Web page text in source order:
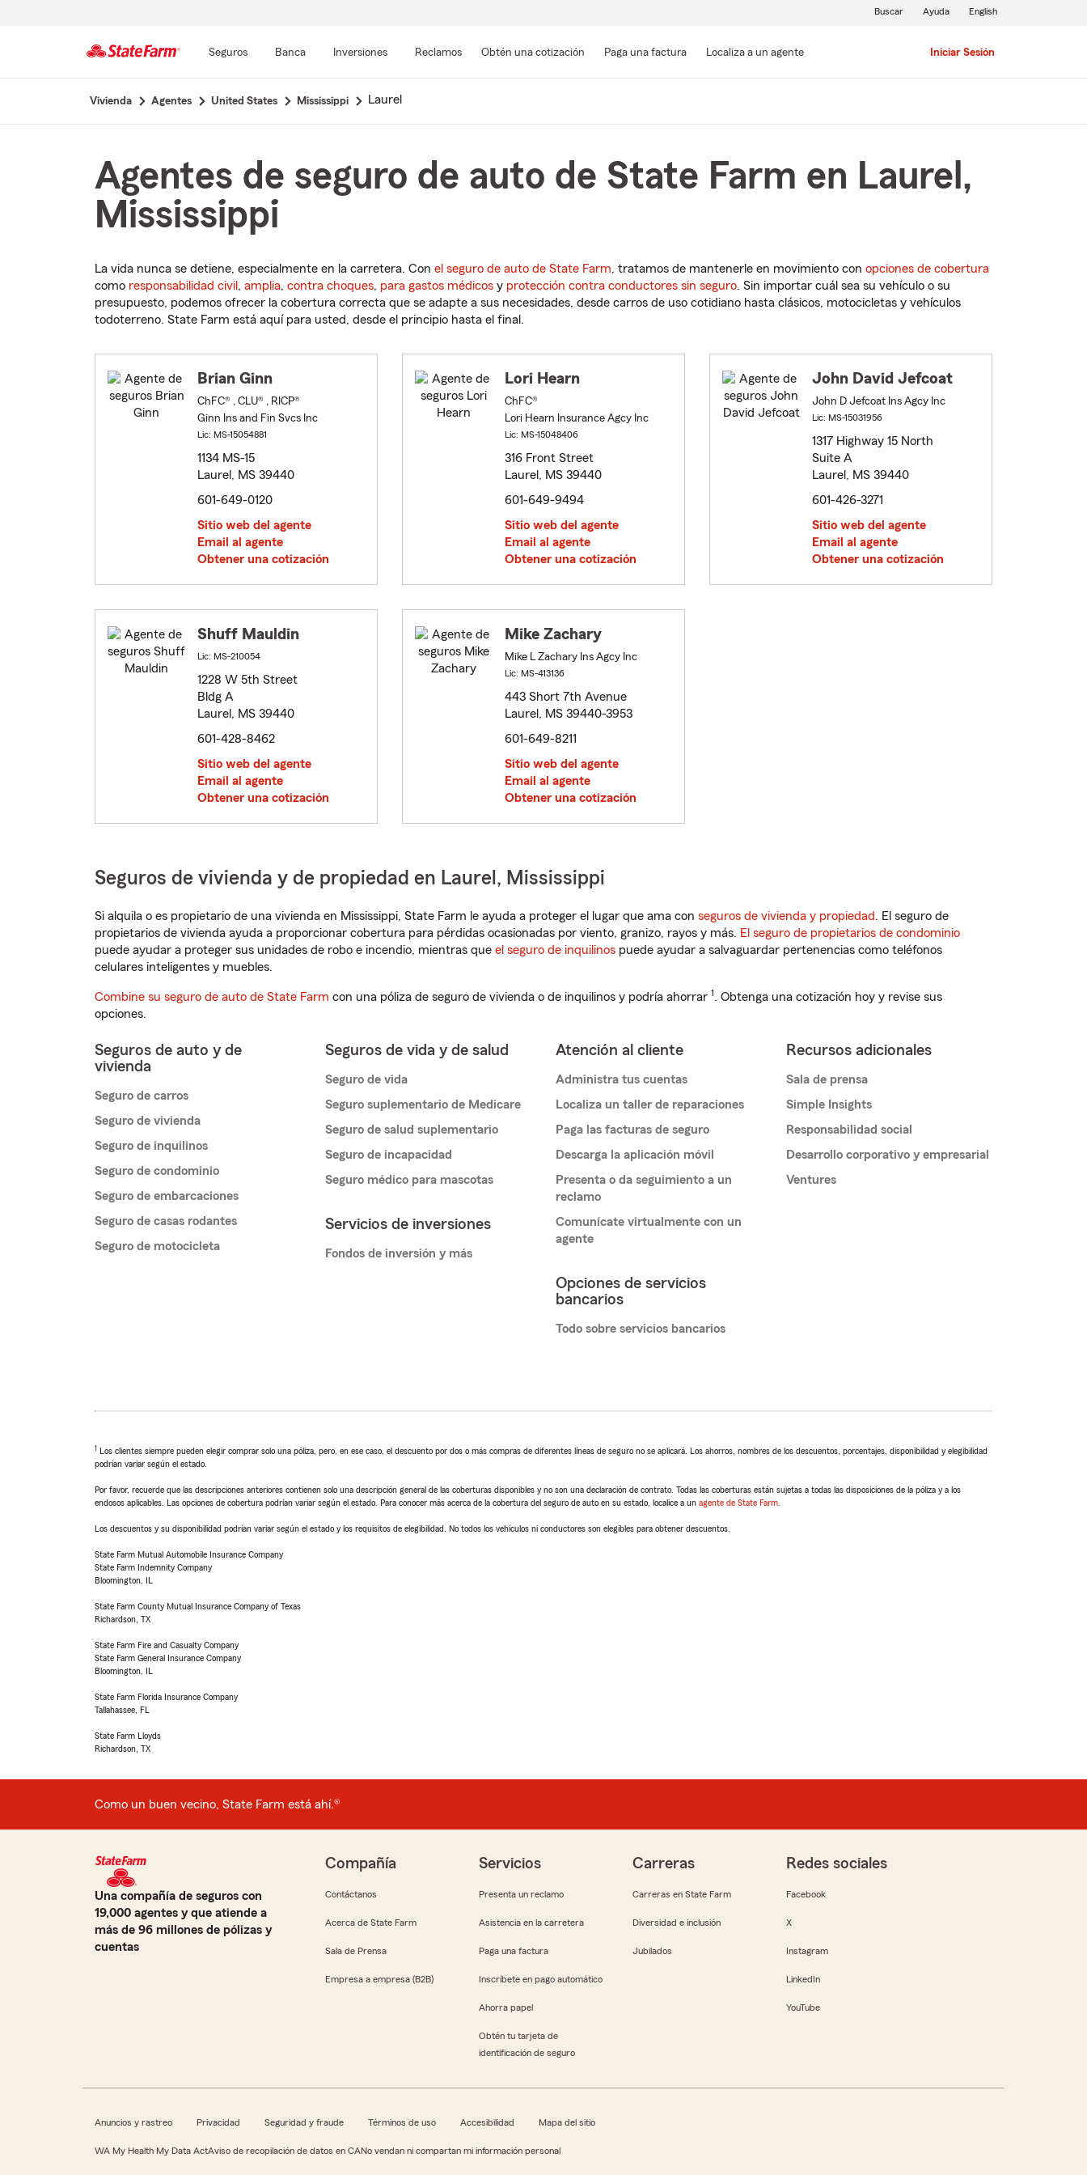
contenido
Seguros Banca Inversiones Reclamos Obtén una cotización Paga una factura Localiza a un agente Iniciar Sesión
Buscar Ayuda English
Vivienda Agentes United States Mississippi Laurel
Agentes de seguro de auto de State Farm en Laurel,
Mississippi
La vida nunca se detiene, especialmente en la carretera. Con el seguro de auto de State Farm, tratamos de mantenerle en movimiento con opciones de cobertura
como responsabilidad civil , amplia, contra choques, para gastos médicos y protección contra conductores sin seguro. Sin importar cuál sea su vehículo o su
presupuesto, podemos ofrecer la cobertura correcta que se adapte a sus necesidades, desde carros de uso cotidiano hasta clásicos, motocicletas y vehículos
todoterreno. State Farm está aquí para usted, desde el principio hasta el final.
Brian Ginn
ChFC® , CLU® , RICP®
Ginn Ins and Fin Svcs Inc
Lic: MS-15054881
1134 MS-15
Laurel, MS 39440
601-649-0120
Sitio web del agente
Email al agente
Obtener una cotización
Lori Hearn
ChFC®
Lori Hearn Insurance Agcy Inc
Lic: MS-15048406
316 Front Street
Laurel, MS 39440
601-649-9494
Sitio web del agente
Email al agente
Obtener una cotización
John David Jefcoat
John D Jefcoat Ins Agcy Inc
Lic: MS-15031956
1317 Highway 15 North
Suite A
Laurel, MS 39440
601-426-3271
Sitio web del agente
Email al agente
Obtener una cotización
Shuff Mauldin
Lic: MS-210054
1228 W 5th Street
Bldg A
Laurel, MS 39440
601-428-8462
Sitio web del agente
Email al agente
Obtener una cotización
Mike Zachary
Mike L Zachary Ins Agcy Inc
Lic: MS-413136
443 Short 7th Avenue
Laurel, MS 39440-3953
601-649-8211
Sitio web del agente
Email al agente
Obtener una cotización
Seguros de vivienda y de propiedad en Laurel, Mississippi
Si alquila o es propietario de una vivienda en Mississippi, State Farm le ayuda a proteger el lugar que ama con seguros de vivienda y propiedad. El seguro de
propietarios de vivienda ayuda a proporcionar cobertura para pérdidas ocasionadas por viento, granizo, rayos y más. El seguro de propietarios de condominio
puede ayudar a proteger sus unidades de robo e incendio, mientras que el seguro de inquilinos puede ayudar a salvaguardar pertenencias como teléfonos
celulares inteligentes y muebles.
Combine su seguro de auto de State Farm con una póliza de seguro de vivienda o de inquilinos y podría ahorrar 1. Obtenga una cotización hoy y revise sus
opciones.
Seguros de auto y de
vivienda
Seguro de carros
Seguro de vivienda
Seguro de inquilinos
Seguro de condominio
Seguro de embarcaciones
Seguro de casas rodantes
Seguro de motocicleta
Seguros de vida y de salud
Seguro de vida
Seguro suplementario de Medicare
Seguro de salud suplementario
Seguro de incapacidad
Seguro médico para mascotas
Servicios de inversiones
Fondos de inversión y más
Atención al cliente
Administra tus cuentas
Localiza un taller de reparaciones
Paga las facturas de seguro
Descarga la aplicación móvil
Presenta o da seguimiento a un
reclamo
Comunícate virtualmente con un
agente
Opciones de servicios
bancarios
Todo sobre servicios bancarios
Recursos adicionales
Sala de prensa
Simple Insights
Responsabilidad social
Desarrollo corporativo y empresarial
Ventures
1 Los clientes siempre pueden elegir comprar solo una póliza, pero, en ese caso, el descuento por dos o más compras de diferentes líneas de seguro no se aplicará. Los ahorros, nombres de los descuentos, porcentajes, disponibilidad y elegibilidad
podrían variar según el estado.
Por favor, recuerde que las descripciones anteriores contienen solo una descripción general de las coberturas disponibles y no son una declaración de contrato. Todas las coberturas están sujetas a todas las disposiciones de la póliza y a los
endosos aplicables. Las opciones de cobertura podrían variar según el estado. Para conocer más acerca de la cobertura del seguro de auto en su estado, localice a un agente de State Farm
Los descuentos y su disponibilidad podrían variar según el estado y los requisitos de elegibilidad. No todos los vehículos ni conductores son elegibles para obtener descuentos.
State Farm Mutual Automobile Insurance Company
State Farm Indemnity Company
Bloomington, IL
State Farm County Mutual Insurance Company of Texas
Richardson, TX
State Farm Fire and Casualty Company
State Farm General Insurance Company
Bloomington, IL
State Farm Florida Insurance Company
Tallahassee, FL
State Farm Lloyds
Richardson, TX
Como un buen vecino, State Farm está ahí.®
Una compañía de seguros con
19,000 agentes y que atiende a
más de 96 millones de pólizas y
cuentas
Compañía
Contáctanos
Acerca de State Farm
Sala de Prensa
Empresa a empresa (B2B)
Servicios
Presenta un reclamo
Asistencia en la carretera
Paga una factura
Inscríbete en pago automático
Ahorra papel
Obtén tu tarjeta de
identificación de seguro
Carreras
Carreras en State Farm
Diversidad e inclusión
Jubilados
Redes sociales
Facebook
X
Instagram
LinkedIn
YouTube
Anuncios y rastreo Privacidad Seguridad y fraude Términos de uso Accesibilidad Mapa del sitio
WA My Health My Data ActAviso de recopilación de datos en CANo vendan ni compartan mi información personal